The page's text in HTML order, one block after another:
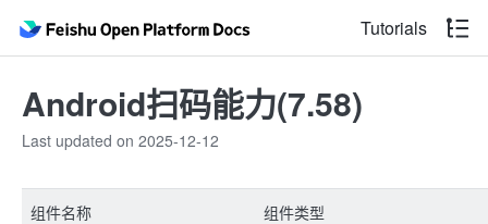
Tutorials
Android扫码能力(7.58)
Last updated on 2025-12-12
组件名称 组件类型